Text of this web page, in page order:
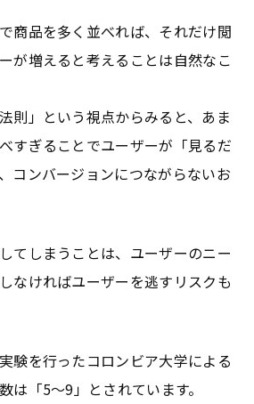
商品を多く並べれば、それだけ閲
が増えると考えることは自然なこ
則」という視点からみると、あま
すぎることでユーザーが「見るだ
コンバージョンにつながらないお
てしまうことは、ユーザーのニー
なければユーザーを逃すリスクも
験を行ったコロンビア大学による
は「5〜9」とされています。